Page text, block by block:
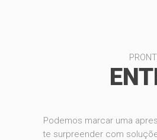
Podemos marcar uma
te surpreender com